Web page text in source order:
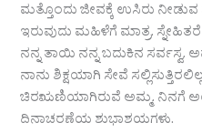
ಮತ್ತೊಂದು ಜೀವಕ್ಕೆ ಉಸಿರು
ಇರುವುದು ಮಹಿಳೆಗೆ ಮಾತ್ರ. ಸ್ನೇಹಿತರೆ
ನನ್ನ ತಾಯಿ ನನ್ನ ಬದುಕಿನ ಸರ್ವಸ್ವ.
ನಾನು ಶಿಕ್ಷಯಾಗಿ ಸೇವೆ
ಚಿರಋಣಿಯಾಗಿರುವೆ ಅಮ್ಮ. ನಿನಗೆ
ದಿನಾಚರಣೆಯ ಶುಭಾಶಯಗಳು.